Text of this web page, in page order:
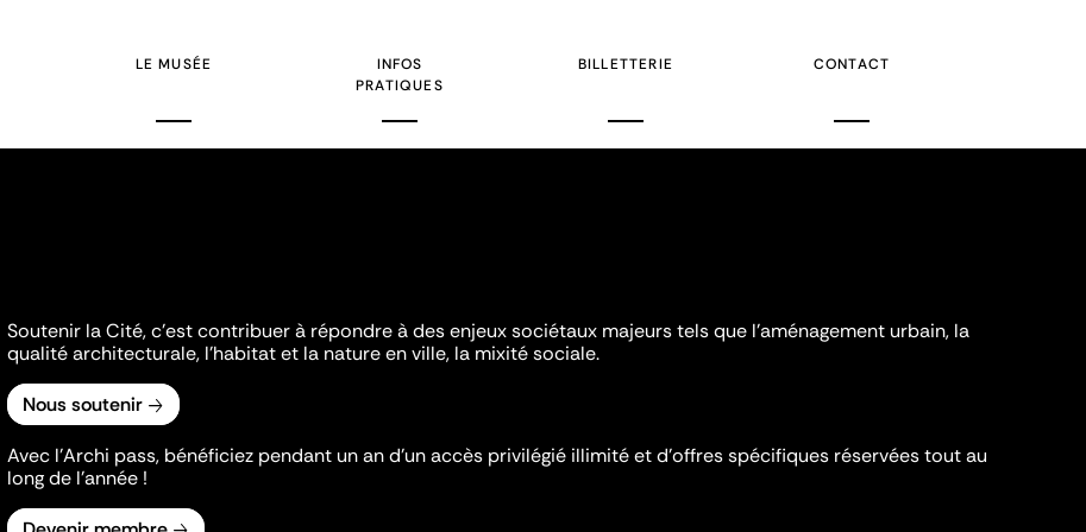
LE MUSÉE
INFOS
PRATIQUES
BILLETTERIE CONTACT
Soutenir la Cité, c'est contribuer à répondre à des enjeux sociétaux majeurs tels que l'aménagement urbain, la
qualité architecturale, l'habitat et la nature en ville, la mixité sociale.
Nous soutenir
Avec l’Archi pass, bénéficiez pendant un an d’un accès privilégié illimité et d’offres spécifiques réservées tout au
long de l’année !